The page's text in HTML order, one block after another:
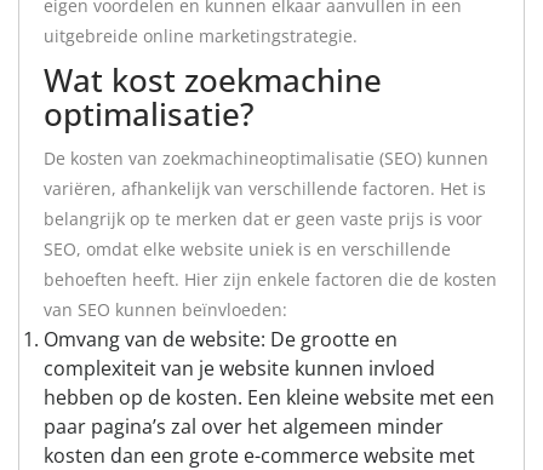
eigen voordelen en kunnen elkaar aanvullen in een
uitgebreide online marketingstrategie.
Wat kost zoekmachine
optimalisatie?
De kosten van zoekmachineoptimalisatie (SEO) kunnen
variëren, afhankelijk van verschillende factoren. Het is
belangrijk op te merken dat er geen vaste prijs is voor
SEO, omdat elke website uniek is en verschillende
behoeften heeft. Hier zijn enkele factoren die de kosten
van SEO kunnen beïnvloeden:
Omvang van de website: De grootte en
complexiteit van je website kunnen invloed
hebben op de kosten. Een kleine website met een
paar pagina’s zal over het algemeen minder
kosten dan een grote e-commerce website met